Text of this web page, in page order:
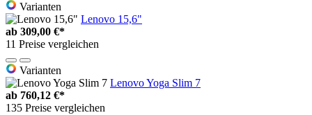
Varianten
Lenovo 15,6"
ab 309,00 €*
11 Preise vergleichen
Varianten
Lenovo Yoga Slim 7
ab 760,12 €*
135 Preise vergleichen